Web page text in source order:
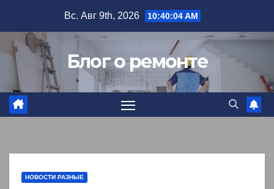
содержимому
Вс. Авг 9th, 2026 10:40:05 AM
Блог о ремонте
НОВОСТИ РАЗНЫЕ